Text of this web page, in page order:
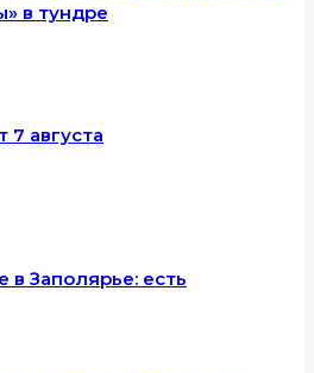
в тундре
7 августа
в Заполярье: есть